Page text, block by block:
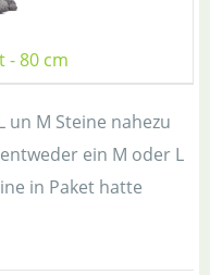
- 80 cm
un M Steine nahezu
ein M oder L
in Paket hatte